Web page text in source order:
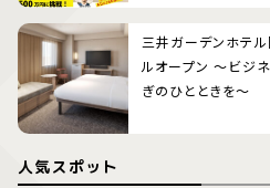
三井ガーデンホテ
ルオープン 〜ビジネ
ぎのひとときを〜
人気スポット